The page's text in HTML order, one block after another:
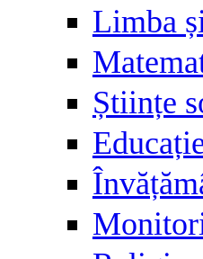
Limba
Științe